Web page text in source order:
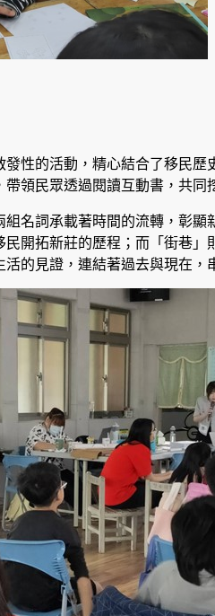
性的活動，精心結合了移民
帶領民眾透過閱讀互動書，共
組名詞承載著時間的流轉，彰
民開拓新莊的歷程；而「街巷
的見證，連結著過去與現在，